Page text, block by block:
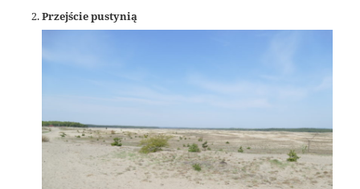
Przejście pustynią